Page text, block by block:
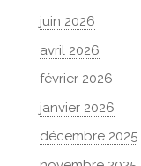
juin 2026
avril 2026
février 2026
janvier 2026
décembre 2025